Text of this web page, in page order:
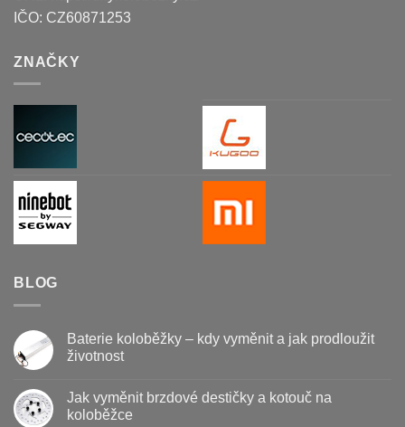
IČO: CZ60871253
ZNAČKY
BLOG
Baterie koloběžky – kdy vyměnit a jak prodloužit
životnost
textu
s
Jak vyměnit brzdové destičky a kotouč na
koloběžce